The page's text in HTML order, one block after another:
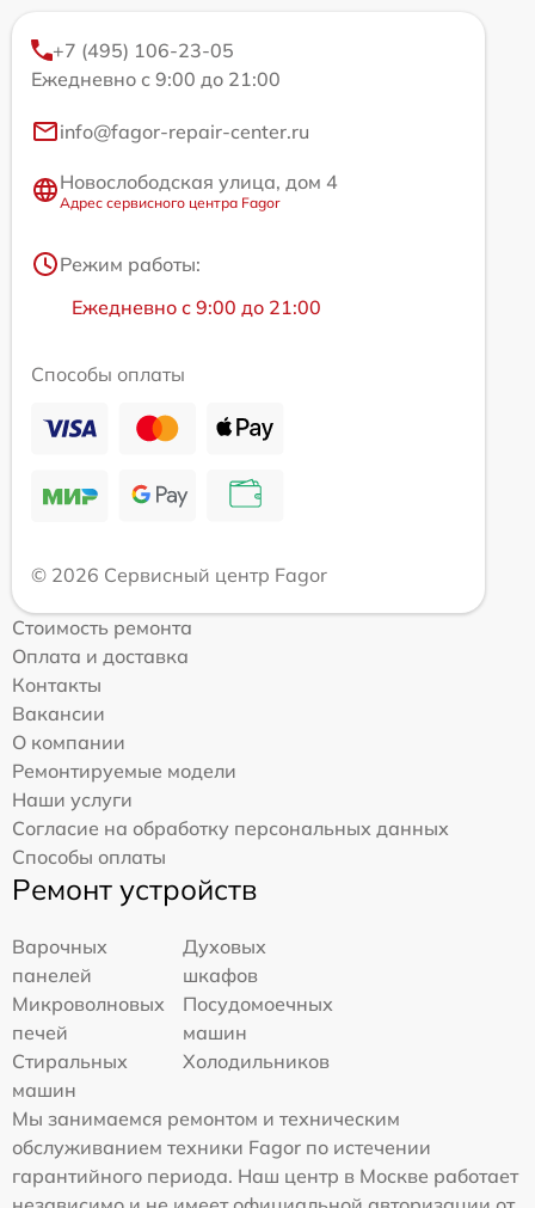
+7 (495) 106-23-05
Ежедневно с 9:00 до 21:00
info@fagor-repair-center.ru
Новослободская улица, дом 4
Адрес сервисного центра Fagor
Режим работы:
Ежедневно с 9:00 до 21:00
Способы оплаты
© 2026 Сервисный центр Fagor
Стоимость ремонта
Оплата и доставка
Контакты
Вакансии
О компании
Ремонтируемые модели
Наши услуги
Согласие на обработку персональных данных
Способы оплаты
Ремонт устройств
Варочных
панелей
Духовых
шкафов
Микроволновых
печей
Посудомоечных
машин
Стиральных
машин
Холодильников
Мы занимаемся ремонтом и техническим
обслуживанием техники Fagor по истечении
гарантийного периода. Наш центр в Москве работает